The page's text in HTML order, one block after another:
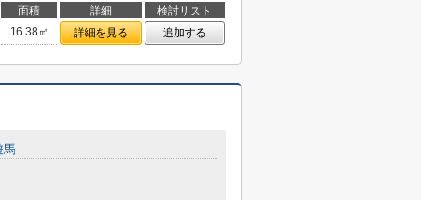
面積 詳細
検討リスト
16.38㎡ 詳細を見る 追加する
馬